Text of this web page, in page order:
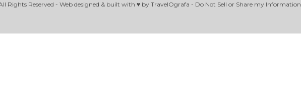
Rights Reserved - Web designed & built with ♥ by TravelOgrafa - Do Not Sell or Share my Information